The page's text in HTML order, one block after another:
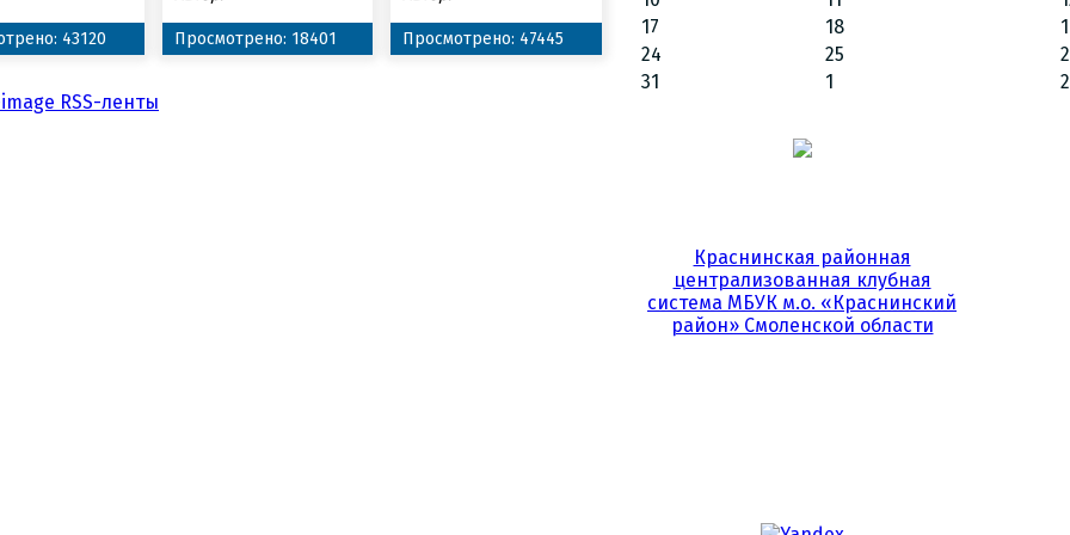
43120 Просмотрено: 18401 Просмотрено: 47445
RSS-ленты
17
18
24
25
31
1 2
Краснинская районная
централизованная клубная
система МБУК м.о. «Краснинский
район» Смоленской области